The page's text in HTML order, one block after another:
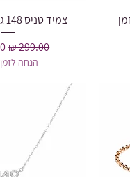
תצוגהצמיד טניס 148 גימטריה נחמן
מחיר רגיל‏299.00 ‏₪
הנחה